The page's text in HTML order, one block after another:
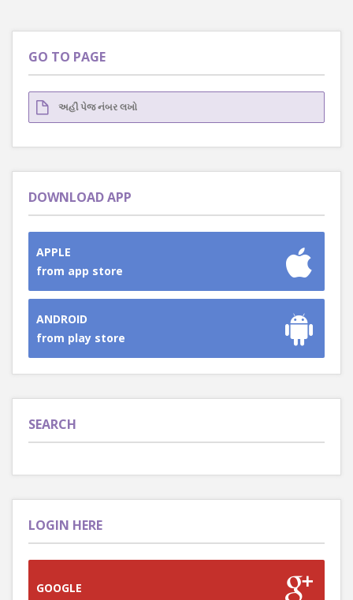
GO TO PAGE
DOWNLOAD APP
APPLE
from app store
ANDROID
from play store
SEARCH
LOGIN HERE
GOOGLE